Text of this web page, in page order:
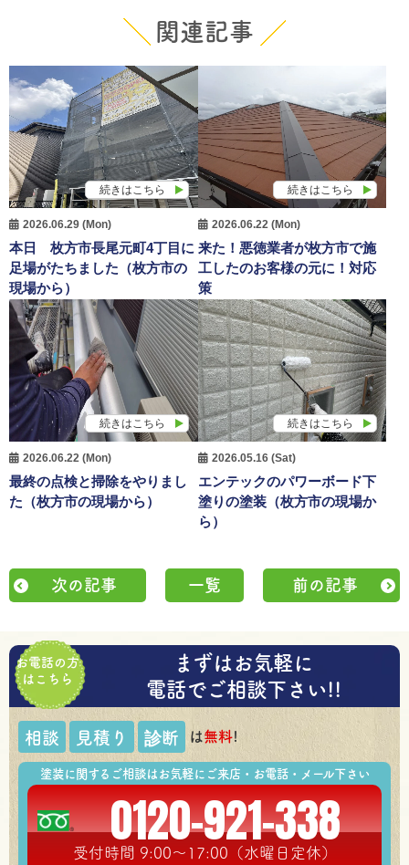
関連記事
続きはこちら
2026.06.29 (Mon)
本日 枚方市長尾元町4丁目に
足場がたちました（枚方市の
現場から）
続きはこちら
2026.06.22 (Mon)
来た！悪徳業者が枚方市で施
工したのお客様の元に！対応
策
続きはこちら
2026.06.22 (Mon)
最終の点検と掃除をやりまし
た（枚方市の現場から）
続きはこちら
2026.05.16 (Sat)
エンテックのパワーボード下
塗りの塗装（枚方市の現場か
ら）
次の記事 一覧 前の記事
お電話の方
はこちら
まずはお気軽に
電話でご相談下さい!!
相談 見積り 診断 は無料!
塗装に関するご相談はお気軽にご来店・お電話・メール下さい
0120-921-338
受付時間 9:00～17:00（水曜日定休）